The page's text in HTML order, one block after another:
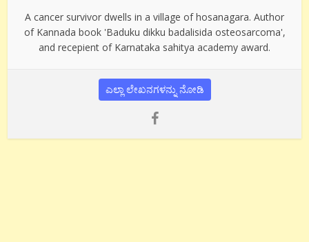
A cancer survivor dwells in a village of hosanagara. Author
of Kannada book 'Baduku dikku badalisida osteosarcoma',
and recepient of Karnataka sahitya academy award.
ಎಲ್ಲಾ ಲೇಖನಗಳನ್ನು ನೋಡಿ